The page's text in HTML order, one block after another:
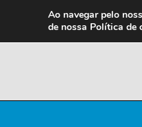
Ao navegar pelo
de nossa Política de